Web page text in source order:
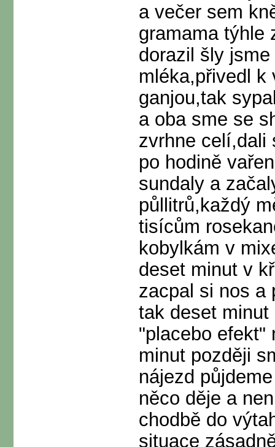
a večer sem
gramama týhle
dorazil šly
mléka,přivedl k
ganjou,tak
a oba sme se
zvrhne celí,dali
po hodině
sundaly a
půllitrů,každý
tisícům
kobylkám v
deset minut v
zacpal si nos a
tak deset
"placebo efekt"
minut později
nájezd
něco děje a
chodbě do
situace